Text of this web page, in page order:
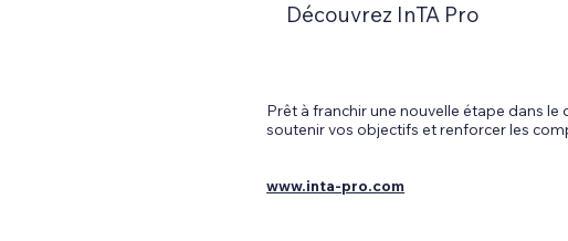
Découvrez InTA Pro
Prêt à franchir une nouvelle étape dans
soutenir vos objectifs et renforcer les
www.inta-pro.com